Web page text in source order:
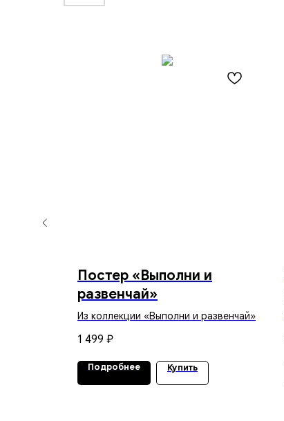
Постер «Выполни и
развенчай»
Из коллекции «Выполни и развенчай»
1 499 ₽
Подробнее Купить